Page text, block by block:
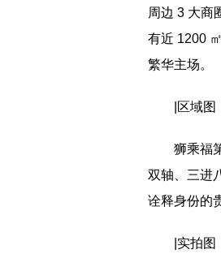
周边 3 大商
有近 1200
繁华主场。
|区域图
狮乘福
双轴、三进
诠释身份的
|实拍图